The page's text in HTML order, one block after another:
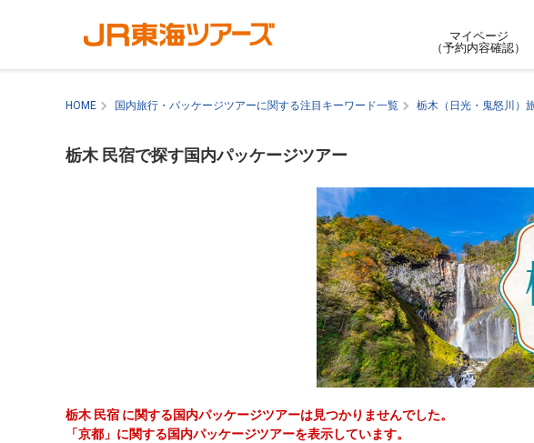
マイページ
（予約内容確認）
HOME 国内旅行・パッケージツアーに関する注目キーワード一覧 栃木（日光・鬼怒川）
栃木 民宿で探す国内パッケージツアー
栃木 民宿 に関する国内パッケージツアーは見つかりませんでした。
「京都」に関する国内パッケージツアーを表示しています。